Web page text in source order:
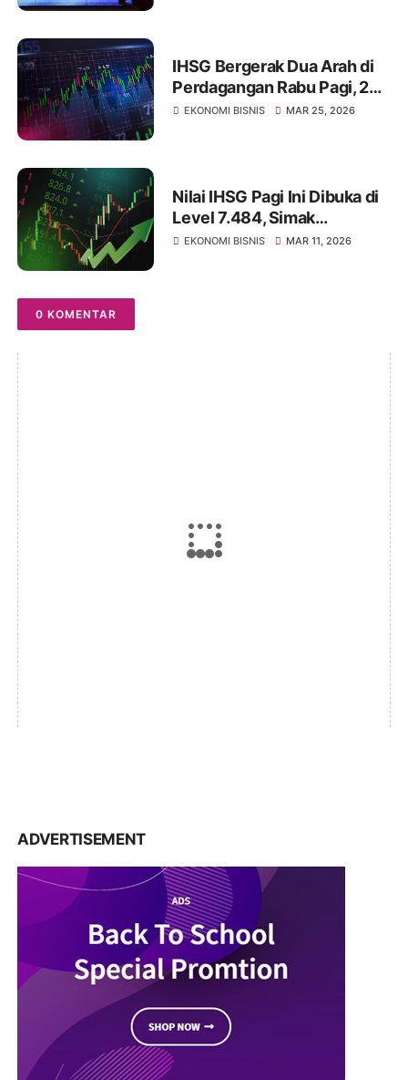
IHSG Bergerak Dua Arah di
Perdagangan Rabu Pagi, 25
Maret 2026, Pasca Libur
EKONOMI BISNIS MAR 25, 2026
Nilai IHSG Pagi Ini Dibuka di
Level 7.484, Simak
Ulasannya
EKONOMI BISNIS MAR 11, 2026
0 KOMENTAR
ADVERTISEMENT